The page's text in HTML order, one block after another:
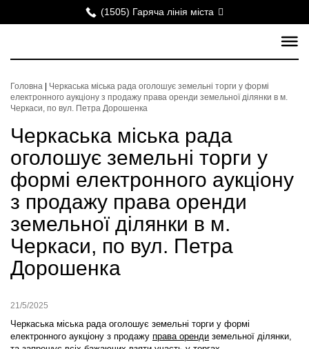
(1505) Гаряча лінія міста
Головна
Черкаська міська рада оголошує земельні торги у формі
електронного аукціону з продажу права оренди земельної ділянки в м.
Черкаси, по вул. Петра Дорошенка
Черкаська міська рада
оголошує земельні торги у
формі електронного аукціону
з продажу права оренди
земельної ділянки в м.
Черкаси, по вул. Петра
Дорошенка
21/5/2025
Черкаська міська рада оголошує земельні торги у формі
електронного аукціону з продажу права оренди земельної ділянки,